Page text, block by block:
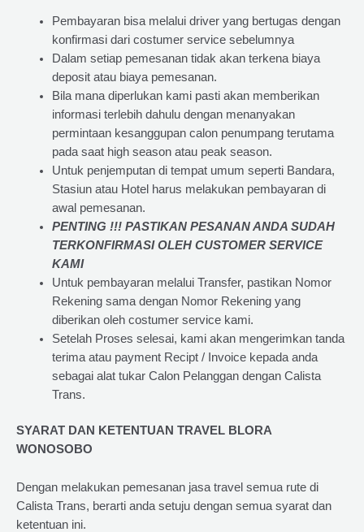
Pembayaran bisa melalui driver yang bertugas dengan
konfirmasi dari costumer service sebelumnya
Dalam setiap pemesanan tidak akan terkena biaya
deposit atau biaya pemesanan.
Bila mana diperlukan kami pasti akan memberikan
informasi terlebih dahulu dengan menanyakan
permintaan kesanggupan calon penumpang terutama
pada saat high season atau peak season.
Untuk penjemputan di tempat umum seperti Bandara,
Stasiun atau Hotel harus melakukan pembayaran di
awal pemesanan.
PENTING !!! PASTIKAN PESANAN ANDA SUDAH
TERKONFIRMASI OLEH CUSTOMER SERVICE
KAMI
Untuk pembayaran melalui Transfer, pastikan Nomor
Rekening sama dengan Nomor Rekening yang
diberikan oleh costumer service kami.
Setelah Proses selesai, kami akan mengerimkan tanda
terima atau payment Recipt / Invoice kepada anda
sebagai alat tukar Calon Pelanggan dengan Calista
Trans.
SYARAT DAN KETENTUAN TRAVEL BLORA
WONOSOBO
Dengan melakukan pemesanan jasa travel semua rute di
Calista Trans, berarti anda setuju dengan semua syarat dan
ketentuan ini.